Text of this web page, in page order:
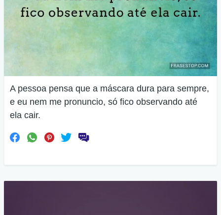
A pessoa pensa que a máscara dura para sempre,
e eu nem me pronuncio, só fico observando até
ela cair.